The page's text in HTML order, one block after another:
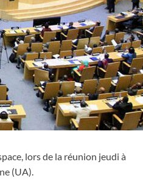
lors de la réunion jeudi à
(UA).